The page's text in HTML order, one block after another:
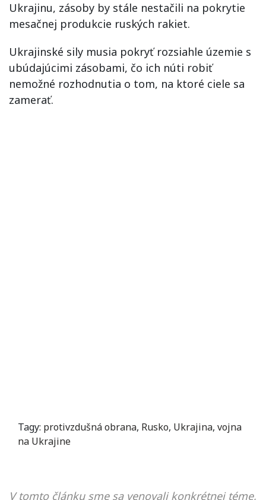
Ukrajinu, zásoby by stále nestačili na pokrytie
mesačnej produkcie ruských rakiet.
Ukrajinské sily musia pokryť rozsiahle územie s
ubúdajúcimi zásobami, čo ich núti robiť
nemožné rozhodnutia o tom, na ktoré ciele sa
zamerať.
Tagy: protivzdušná obrana, Rusko, Ukrajina, vojna
na Ukrajine
V tomto článku sme sa venovali konkrétnej téme,